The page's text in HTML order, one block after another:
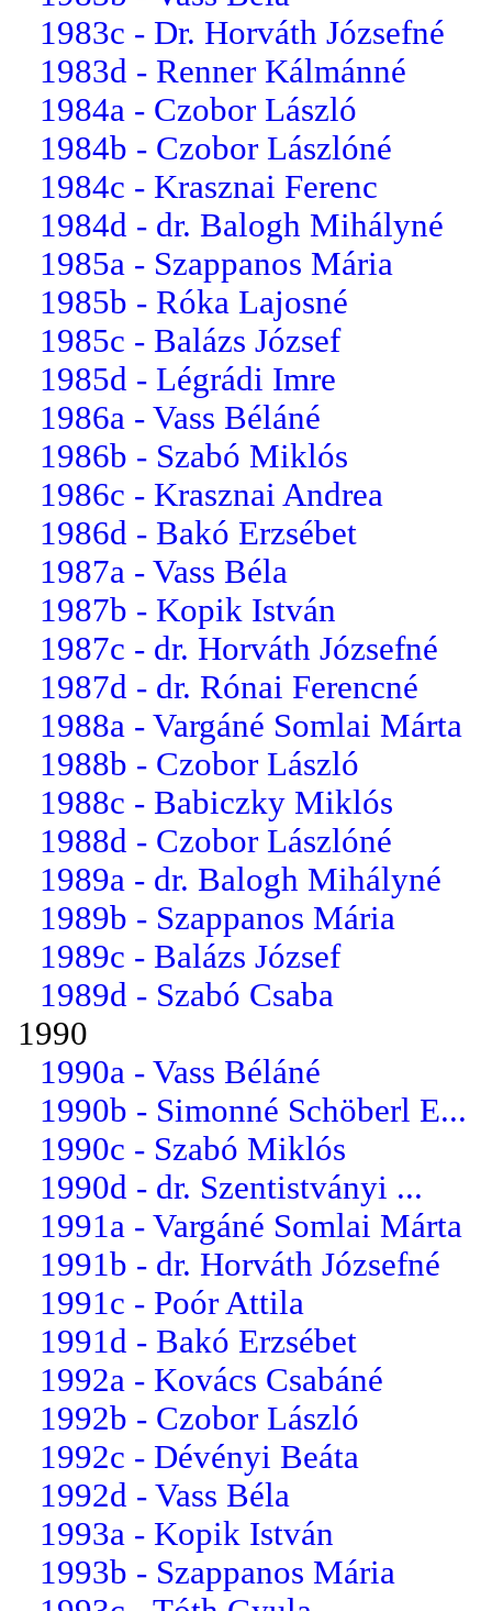
1983c - Dr. Horváth Józsefné
1983d - Renner Kálmánné
1984a - Czobor László
1984b - Czobor Lászlóné
1984c - Krasznai Ferenc
1984d - dr. Balogh Mihályné
1985a - Szappanos Mária
1985b - Róka Lajosné
1985c - Balázs József
1985d - Légrádi Imre
1986a - Vass Béláné
1986b - Szabó Miklós
1986c - Krasznai Andrea
1986d - Bakó Erzsébet
1987a - Vass Béla
1987b - Kopik István
1987c - dr. Horváth Józsefné
1987d - dr. Rónai Ferencné
1988a - Vargáné Somlai Márta
1988b - Czobor László
1988c - Babiczky Miklós
1988d - Czobor Lászlóné
1989a - dr. Balogh Mihályné
1989b - Szappanos Mária
1989c - Balázs József
1989d - Szabó Csaba
1990
1990a - Vass Béláné
1990b - Simonné Schöberl E...
1990c - Szabó Miklós
1990d - dr. Szentistványi ...
1991a - Vargáné Somlai Márta
1991b - dr. Horváth Józsefné
1991c - Poór Attila
1991d - Bakó Erzsébet
1992a - Kovács Csabáné
1992b - Czobor László
1992c - Dévényi Beáta
1992d - Vass Béla
1993a - Kopik István
1993b - Szappanos Mária